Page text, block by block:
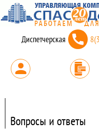
Диспетчерская
Вопросы и ответы